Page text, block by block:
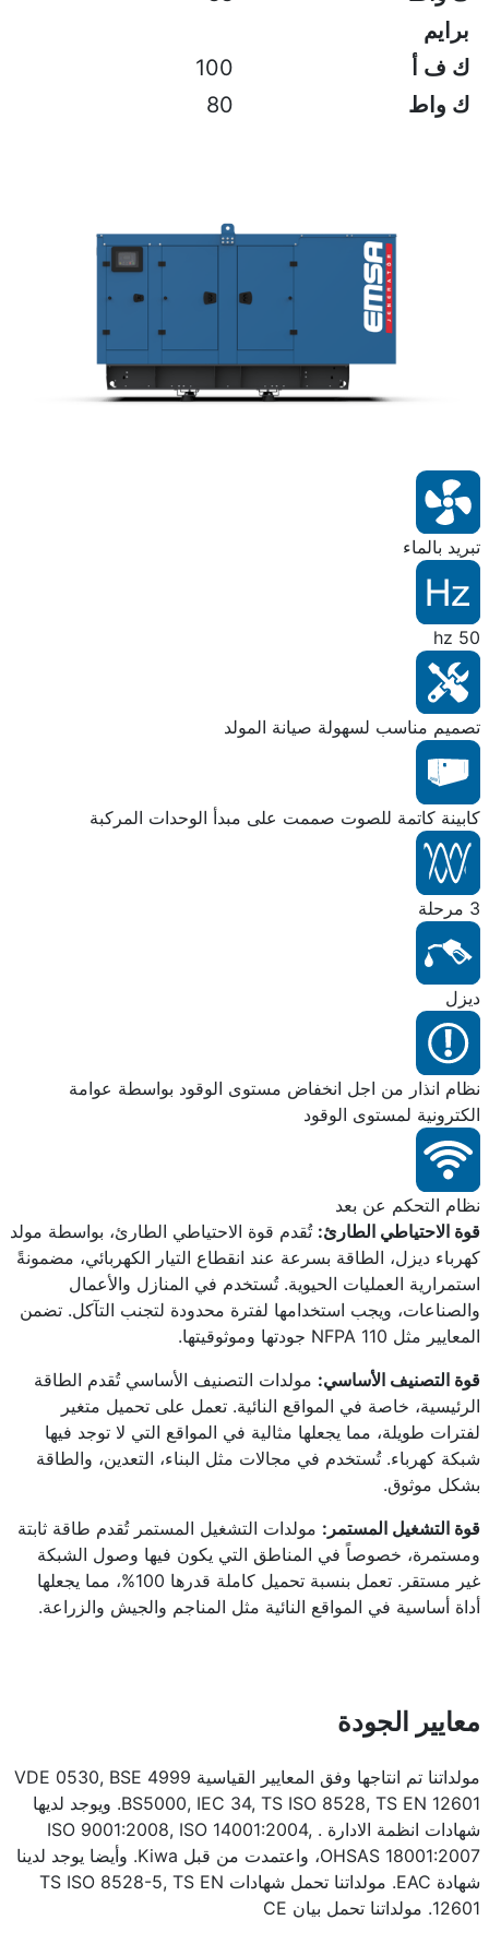
برايم
ك ف أ
100
ك واط
80
تبريد بالماء
50 hz
تصميم مناسب لسهولة صيانة المولد
كابينة كاتمة للصوت صممت على مبدأ الوحدات المركبة
3 مرحلة
ديزل
نظام انذار من اجل انخفاض مستوى الوقود بواسطة عوامة
الكترونية لمستوى الوقود
نظام التحكم عن بعد
قوة الاحتياطي الطارئ: تُقدم قوة الاحتياطي الطارئ، بواسطة مولد
كهرباء ديزل، الطاقة بسرعة عند انقطاع التيار الكهربائي، مضمونةً
استمرارية العمليات الحيوية. تُستخدم في المنازل والأعمال
والصناعات، ويجب استخدامها لفترة محدودة لتجنب التآكل. تضمن
المعايير مثل NFPA 110 جودتها وموثوقيتها.
قوة التصنيف الأساسي: مولدات التصنيف الأساسي تُقدم الطاقة
الرئيسية، خاصة في المواقع النائية. تعمل على تحميل متغير
لفترات طويلة، مما يجعلها مثالية في المواقع التي لا توجد فيها
شبكة كهرباء. تُستخدم في مجالات مثل البناء، التعدين، والطاقة
بشكل موثوق.
قوة التشغيل المستمر: مولدات التشغيل المستمر تُقدم طاقة ثابتة
ومستمرة، خصوصاً في المناطق التي يكون فيها وصول الشبكة
غير مستقر. تعمل بنسبة تحميل كاملة قدرها 100%، مما يجعلها
أداة أساسية في المواقع النائية مثل المناجم والجيش والزراعة.
معايير الجودة
مولداتنا تم انتاجها وفق المعايير القياسية VDE 0530, BSE 4999
BS5000, IEC 34, TS ISO 8528, TS EN 12601. ويوجد لديها
شهادات انظمة الادارة . ISO 9001:2008, ISO 14001:2004,
OHSAS 18001:2007، واعتمدت من قبل Kiwa. وأيضا يوجد لدينا
شهادة EAC. مولداتنا تحمل شهادات TS ISO 8528-5, TS EN
12601. مولداتنا تحمل بيان CE